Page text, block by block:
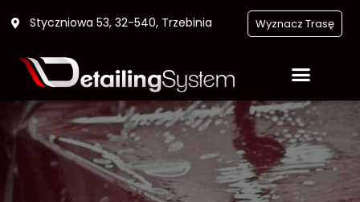
Styczniowa 53, 32-540, Trzebinia Wyznacz Trasę